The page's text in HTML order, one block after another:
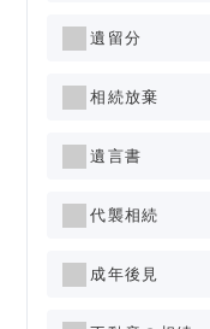
遺留分
相続放棄
遺言書
代襲相続
成年後見